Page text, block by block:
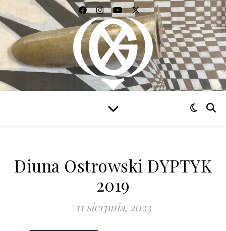
WIDZIEĆ WSZYSTKO
Diuna Ostrowski DYPTYK
2019
11 sierpnia, 2023